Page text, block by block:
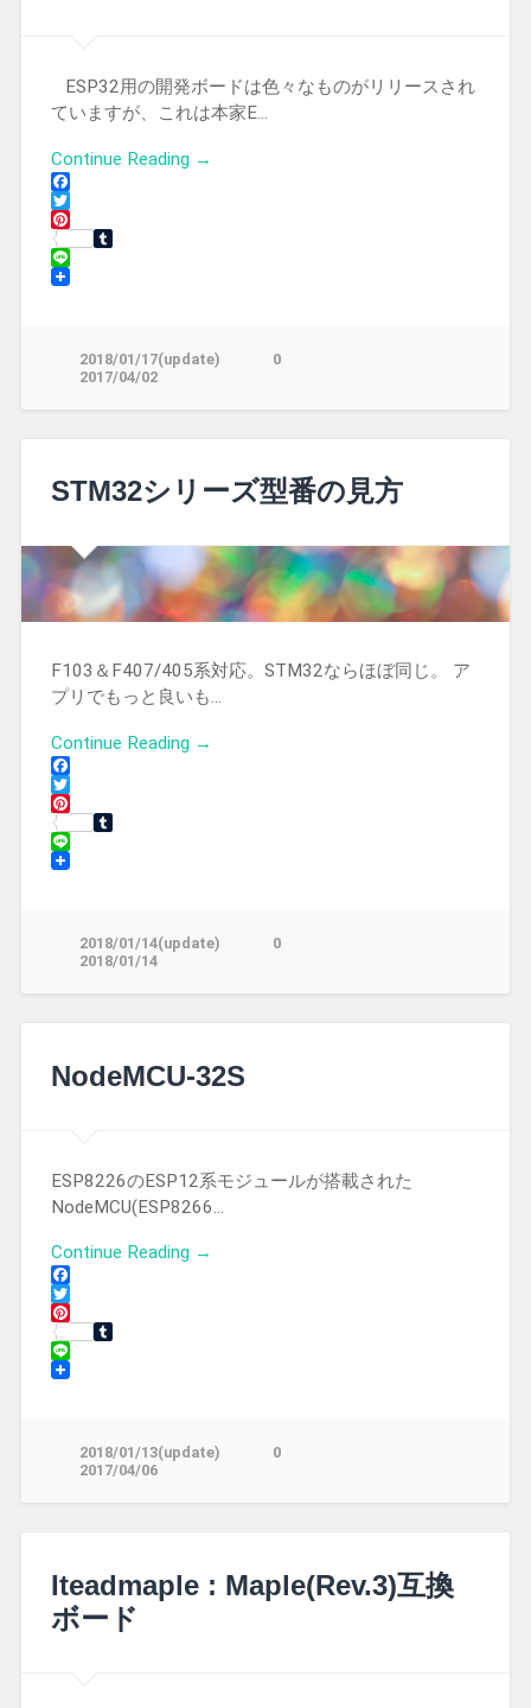
ESP32用の開発ボードは色々なものがリリースされ
ていますが、これは本家E…
Continue Reading →
Facebook
Twitter
Pinterest
Tumblr
Line
2018/01/17(update)
2017/04/02
0
STM32シリーズ型番の見方
F103＆F407/405系対応。STM32ならほぼ同じ。 ア
プリでもっと良いも…
Continue Reading →
Facebook
Twitter
Pinterest
Tumblr
Line
2018/01/14(update)
2018/01/14
0
NodeMCU-32S
ESP8226のESP12系モジュールが搭載された
NodeMCU(ESP8266…
Continue Reading →
Facebook
Twitter
Pinterest
Tumblr
Line
2018/01/13(update)
2017/04/06
0
Iteadmaple : Maple(Rev.3)互換
ボード